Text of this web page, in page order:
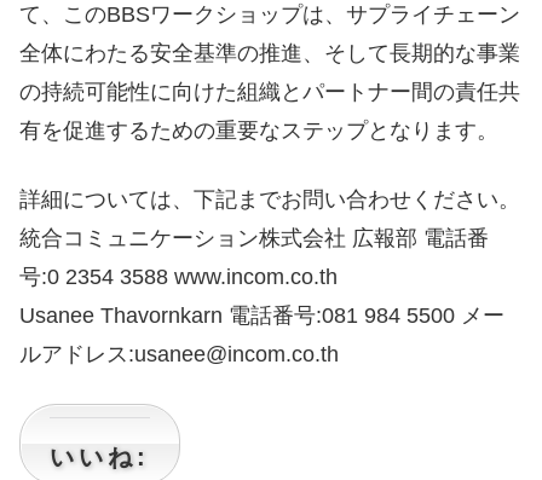
て、このBBSワークショップは、サプライチェーン
全体にわたる安全基準の推進、そして長期的な事業
の持続可能性に向けた組織とパートナー間の責任共
有を促進するための重要なステップとなります。
詳細については、下記までお問い合わせください。
統合コミュニケーション株式会社 広報部 電話番
号:0 2354 3588 www.incom.co.th
Usanee Thavornkarn 電話番号:081 984 5500 メー
ルアドレス:usanee@incom.co.th
いいね: